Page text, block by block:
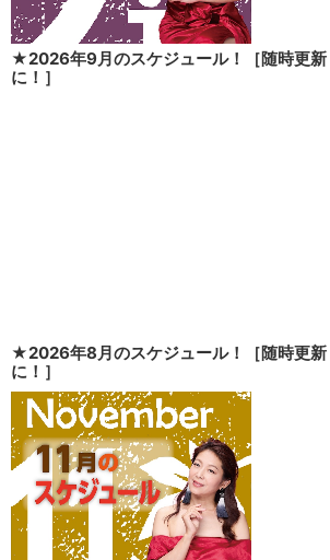
★2026年9月のスケジュール！［随時更新
に！］
★2026年8月のスケジュール！［随時更新
に！］